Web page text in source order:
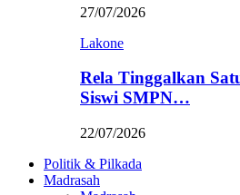
27/07/2026
Lakone
Rela Tinggalkan
Siswi SMPN…
22/07/2026
Politik & Pilkada
Madrasah